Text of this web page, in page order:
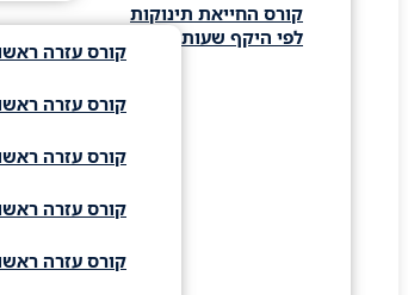
קורס החייאת תינוקות
לפי היקף שעות
קורס עזרה ראשונה 4
קורס עזרה ראשונה 8
קורס עזרה ראשונה 12
קורס עזרה ראשונה 22
קורס עזרה ראשונה 28